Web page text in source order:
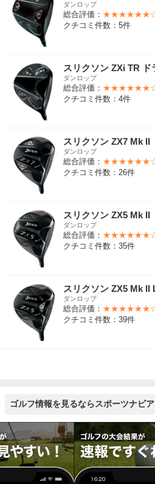
ダンロップ
総合評価：
クチコミ件数：5件
スリクソン ZXi TR ド
ダンロップ
総合評価：
クチコミ件数：4件
スリクソン ZX7 Mk II
ダンロップ
総合評価：
クチコミ件数：26件
スリクソン ZX5 Mk II
ダンロップ
総合評価：
クチコミ件数：35件
スリクソン ZX5 Mk II
ダンロップ
総合評価：
クチコミ件数：39件
ゴルフ情報を見るならスポーツナビア